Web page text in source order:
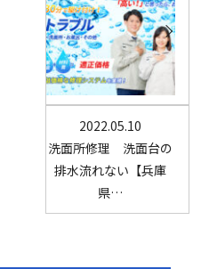
2022.05.10
洗面所修理 洗面台の
排水流れない【兵庫
県…